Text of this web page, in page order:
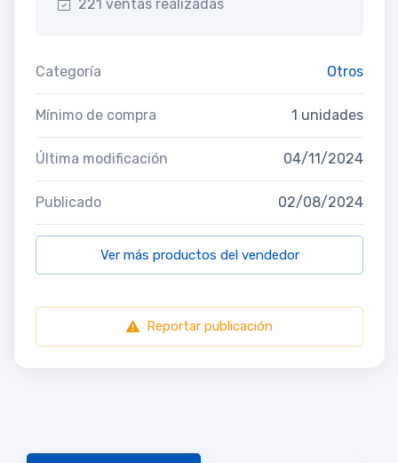
221 ventas realizadas
Categoría Otros
Mínimo de compra 1 unidades
Última modificación 04/11/2024
Publicado 02/08/2024
Ver más productos del vendedor
Reportar publicación